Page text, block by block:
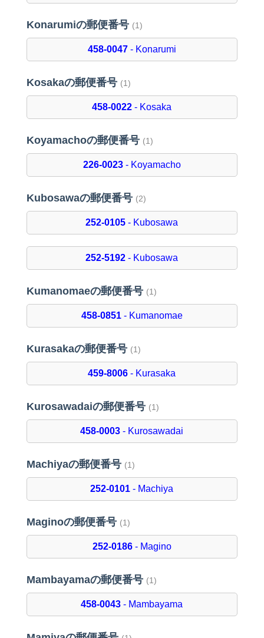
Konarumiの郵便番号 (1)
458-0047- Konarumi
Kosakaの郵便番号 (1)
458-0022 - Kosaka
Koyamachoの郵便番号 (1)
226-0023- Koyamacho
Kubosawaの郵便番号 (2)
252-0105 - Kubosawa
252-5192 - Kubosawa
Kumanomaeの郵便番号 (1)
458-0851- Kumanomae
Kurasakaの郵便番号 (1)
459-8006 - Kurasaka
Kurosawadaiの郵便番号 (1)
458-0003 - Kurosawadai
Machiyaの郵便番号 (1)
252-0101 - Machiya
Maginoの郵便番号 (1)
252-0186- Magino
Mambayamaの郵便番号 (1)
458-0043 - Mambayama